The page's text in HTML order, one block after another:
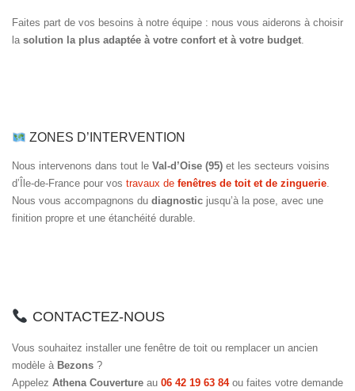
Faites part de vos besoins à notre équipe : nous vous aiderons à choisir
la solution la plus adaptée à votre confort et à votre budget
ZONES D’INTERVENTION
Nous intervenons dans tout le Val-d’Oise (95) et les secteurs voisins
d’Île-de-France pour vos travaux de fenêtres de toit et de zinguerie.
Nous vous accompagnons du diagnostic jusqu’à la pose, avec une
finition propre et une étanchéité durable.
CONTACTEZ-NOUS
Vous souhaitez installer une fenêtre de toit ou remplacer un ancien
modèle à Bezons ?
Appelez Athena Couverture au 06 42 19 63 84ou faites votre demande